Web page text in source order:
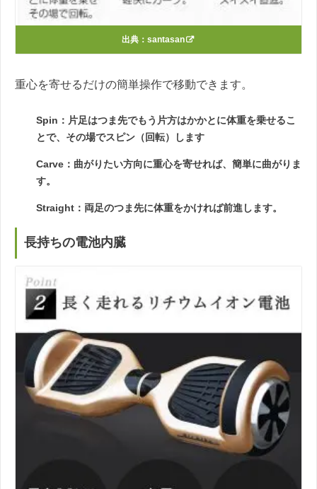
出典： santasan
重心を寄せるだけの簡単操作で移動できます。
Spin：片足はつま先でもう片方はかかとに体重を乗せるこ
とで、その場でスピン（回転）します
Carve：曲がりたい方向に重心を寄せれば、簡単に曲がりま
す。
Straight：両足のつま先に体重をかければ前進します。
長持ちの電池内臓